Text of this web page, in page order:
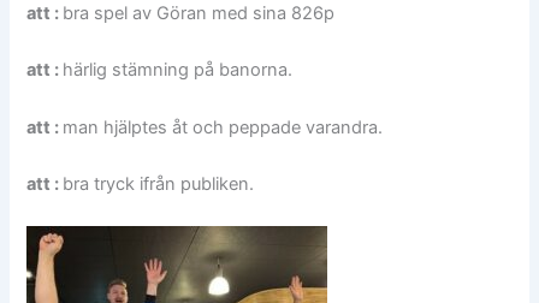
att : bra spel av Göran med sina 826p
att : härlig stämning på banorna.
att : man hjälptes åt och peppade varandra.
att : bra tryck ifrån publiken.